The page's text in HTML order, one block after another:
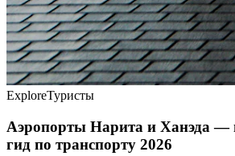
ExploreТуристы
Аэропорты Нарита и Ханэда —
гид по транспорту 2026